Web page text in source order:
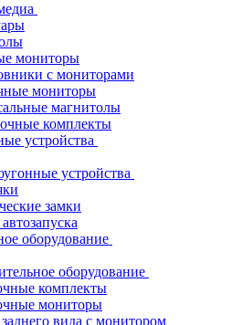
мониторы
с мониторами
мониторы
магнитолы
комплекты
устройства
устройства
замки
оборудование
оборудование
комплекты
мониторы
заднего вида с монитором